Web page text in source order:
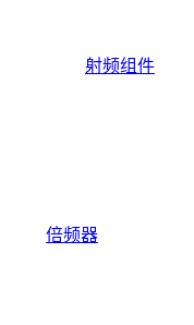
射频组件
倍频器